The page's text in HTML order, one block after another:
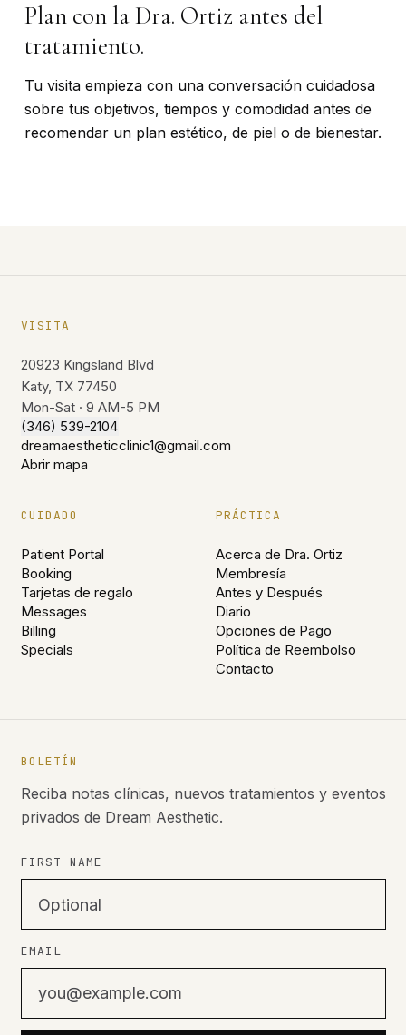
Plan con la Dra. Ortiz antes del
tratamiento.
Tu visita empieza con una conversación cuidadosa
sobre tus objetivos, tiempos y comodidad antes de
recomendar un plan estético, de piel o de bienestar.
VISITA
20923 Kingsland Blvd
Katy, TX 77450
Mon-Sat · 9 AM-5 PM
(346) 539-2104
dreamaestheticclinic1@gmail.com
Abrir mapa
CUIDADO
Patient Portal
Booking
Tarjetas de regalo
Messages
Billing
Specials
PRÁCTICA
Acerca de Dra. Ortiz
Membresía
Antes y Después
Diario
Opciones de Pago
Política de Reembolso
Contacto
BOLETÍN
Reciba notas clínicas, nuevos tratamientos y eventos
privados de Dream Aesthetic.
FIRST NAME
EMAIL